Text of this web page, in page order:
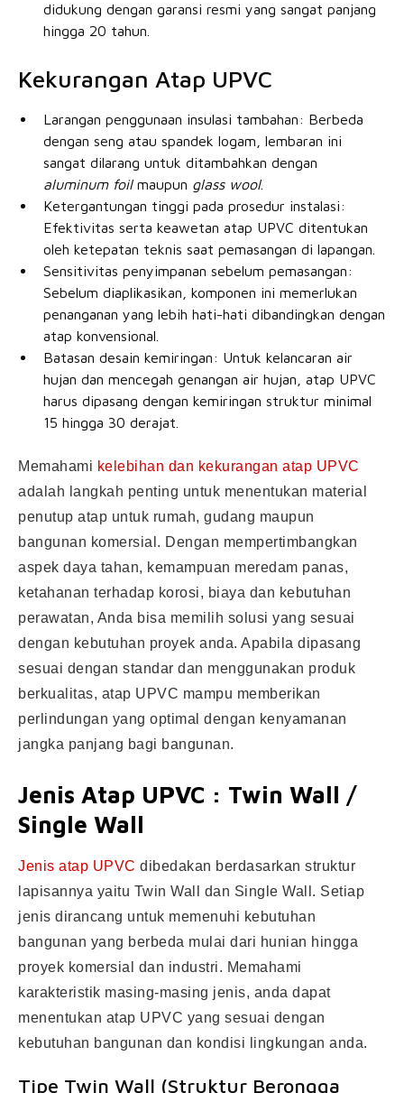
didukung dengan garansi resmi yang sangat panjang
hingga 20 tahun.
Kekurangan Atap UPVC
Larangan penggunaan insulasi tambahan: Berbeda
dengan seng atau spandek logam, lembaran ini
sangat dilarang untuk ditambahkan dengan
aluminum foilmaupun glass wool.
Ketergantungan tinggi pada prosedur instalasi:
Efektivitas serta keawetan atap UPVC ditentukan
oleh ketepatan teknis saat pemasangan di lapangan.
Sensitivitas penyimpanan sebelum pemasangan:
Sebelum diaplikasikan, komponen ini memerlukan
penanganan yang lebih hati-hati dibandingkan dengan
atap konvensional.
Batasan desain kemiringan: Untuk kelancaran air
hujan dan mencegah genangan air hujan, atap UPVC
harus dipasang dengan kemiringan struktur minimal
15 hingga 30 derajat.
Memahami kelebihan dan kekurangan atap UPVC
adalah langkah penting untuk menentukan material
penutup atap untuk rumah, gudang maupun
bangunan komersial. Dengan mempertimbangkan
aspek daya tahan, kemampuan meredam panas,
ketahanan terhadap korosi, biaya dan kebutuhan
perawatan, Anda bisa memilih solusi yang sesuai
dengan kebutuhan proyek anda. Apabila dipasang
sesuai dengan standar dan menggunakan produk
berkualitas, atap UPVC mampu memberikan
perlindungan yang optimal dengan kenyamanan
jangka panjang bagi bangunan.
Jenis Atap UPVC : Twin Wall /
Single Wall
Jenis atap UPVC dibedakan berdasarkan struktur
lapisannya yaitu Twin Wall dan Single Wall. Setiap
jenis dirancang untuk memenuhi kebutuhan
bangunan yang berbeda mulai dari hunian hingga
proyek komersial dan industri. Memahami
karakteristik masing-masing jenis, anda dapat
menentukan atap UPVC yang sesuai dengan
kebutuhan bangunan dan kondisi lingkungan anda.
Tipe Twin Wall (Struktur Berongga